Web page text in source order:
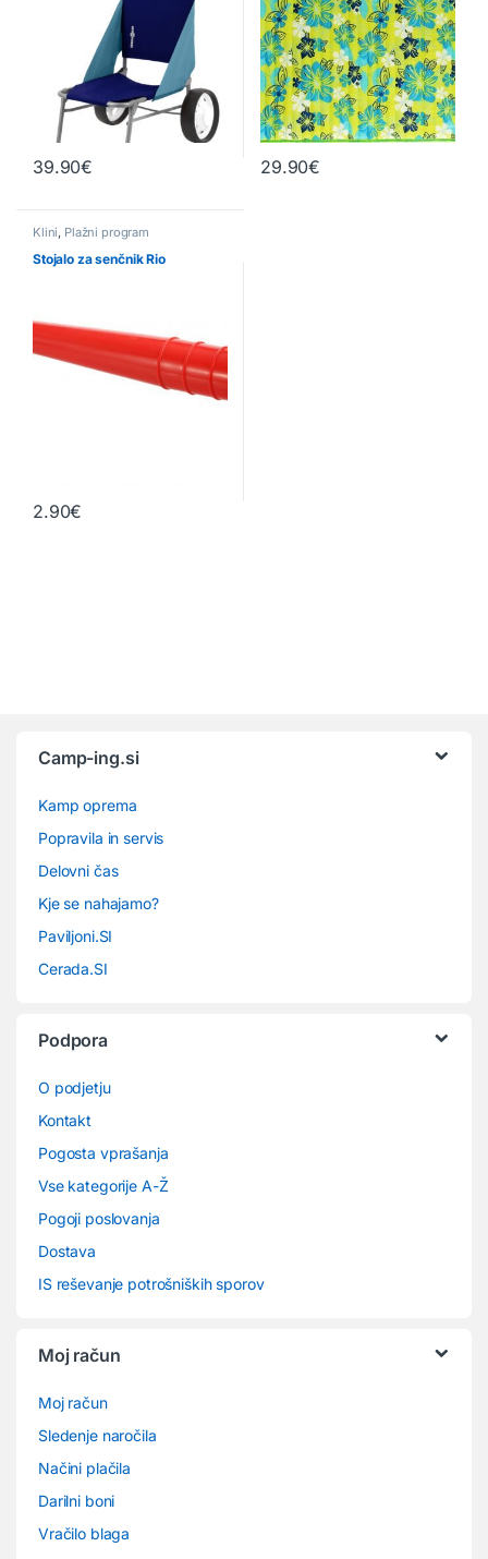
39.90€ 29.90€
Klini, Plažni program
Stojalo za senčnik Rio
2.90€
Camp-ing.si
Kamp oprema
Popravila in servis
Delovni čas
Kje se nahajamo?
Paviljoni.SI
Cerada.SI
Podpora
O podjetju
Kontakt
Pogosta vprašanja
Vse kategorije A-Ž
Pogoji poslovanja
Dostava
IS reševanje potrošniških sporov
Moj račun
Moj račun
Sledenje naročila
Načini plačila
Darilni boni
Vračilo blaga